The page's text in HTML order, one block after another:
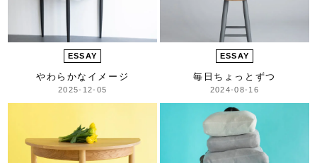
ESSAY
やわらかなイメージ
2025-12-05
ESSAY
毎日ちょっとずつ
2024-08-16